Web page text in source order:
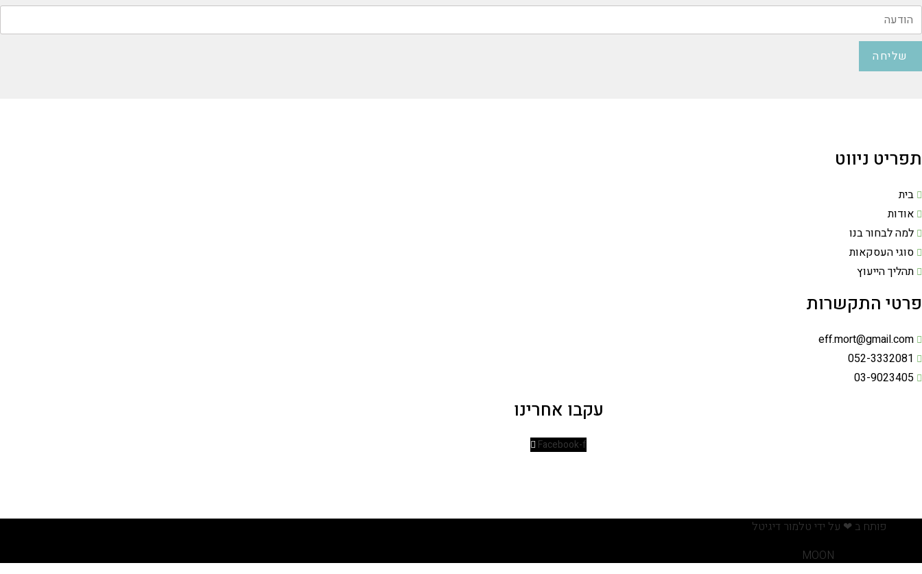
שליחה
תפריט ניווט
בית
אודות
למה לבחור בנו
סוגי העסקאות
תהליך הייעוץ
פרטי התקשרות
eff.mort@gmail.com
052-3332081
03-9023405
עקבו אחרינו
Facebook-f
פותח ב ❤ על ידי טלמור דיגיטל
MOON